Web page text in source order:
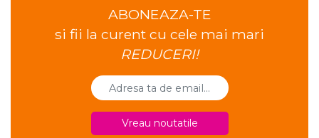
ABONEAZA-TE
si fii la curent cu cele mai mari
REDUCERI!
Vreau noutatile